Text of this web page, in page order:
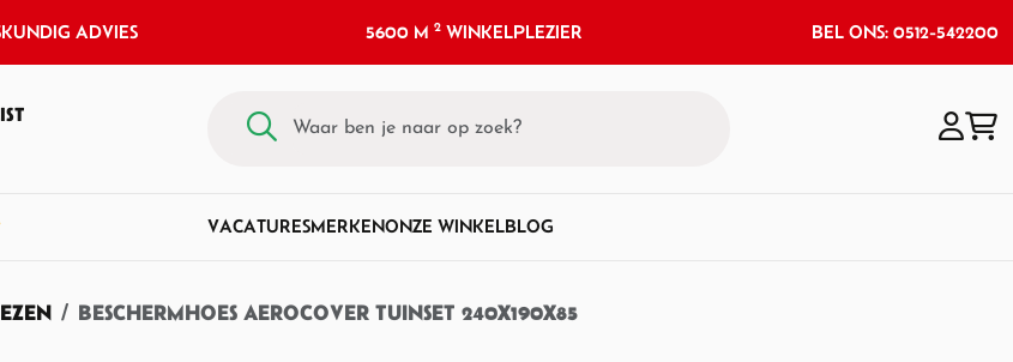
ADVIES 5600 M2 WINKELPLEZIER BEL ONS: 0512-542200
VACATURESMERKENONZE WINKELBLOG
BESCHERMHOES AEROCOVER TUINSET 240X190X85